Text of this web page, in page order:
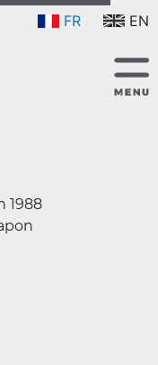
FR EN
1988